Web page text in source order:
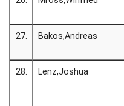
27. Bakos,Andreas
28. Lenz,Joshua